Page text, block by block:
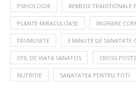
PSIHOLOGIE REMEDII TRADITIONALE
PLANTE MIRACULOASE INGRIJIRE
FRUMUSETE 3 MINUTE DE SANATATE
STIL DE VIATA SANATOS CROSS POSTS
NUTRITIE SANATATEA PENTRU TOTI